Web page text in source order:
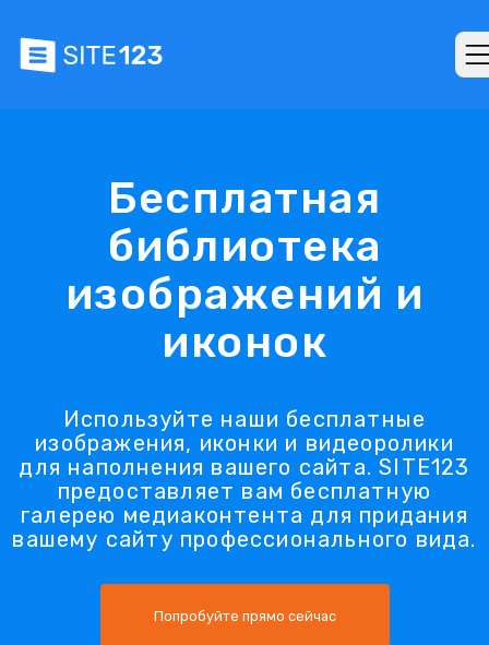
Бесплатная
библиотека
изображений и
иконок
Используйте наши бесплатные
изображения, иконки и видеоролики
для наполнения вашего сайта. SITE123
предоставляет вам бесплатную
галерею медиаконтента для придания
вашему сайту профессионального вида.
Попробуйте прямо сейчас